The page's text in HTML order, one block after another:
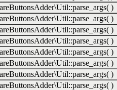
)
)
)
)
)
)
)
)